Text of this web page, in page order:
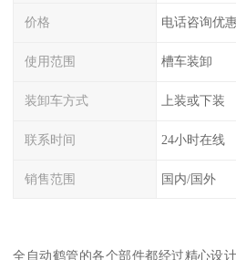
价格 电话咨询优
使用范围 槽车装卸
装卸车方式 上装或下装
联系时间 24小时在线
销售范围 国内/国外
全自动鹤管的各个部件都经过精心设